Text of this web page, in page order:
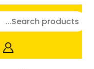
تاین
فروش عمده لوازم
اکسسوری ماسک